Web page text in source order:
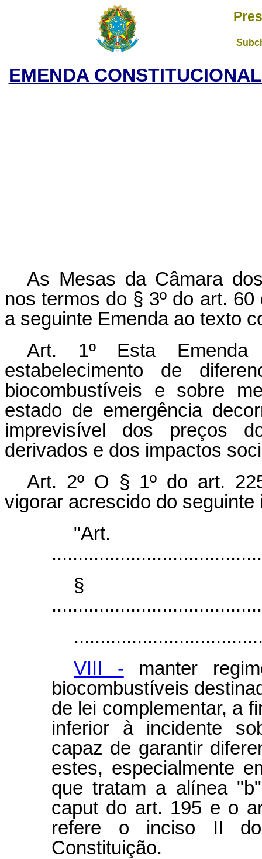
EMENDA
As Mesas da Câmara
nos termos do § 3º do art.
a seguinte Emenda ao texto
Art. 1º Esta Emenda
estabelecimento de
biocombustíveis e sobre
estado de emergência
imprevisível dos preços
derivados e dos impactos
Art. 2º O § 1º do art.
vigorar acrescido do seguinte
§
VIII - manter
biocombustíveis
de lei complementar, a
inferior à incidente
capaz de garantir
estes, especialmente
que tratam a alínea
caput do art. 195 e o
refere o inciso II
Constituição.